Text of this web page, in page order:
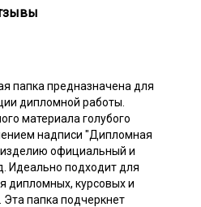
папка предназначена для
дипломной работы.
материала голубого
надписи "Дипломная
изделию официальный и
Идеально подходит для
дипломных, курсовых и
Эта папка подчеркнет